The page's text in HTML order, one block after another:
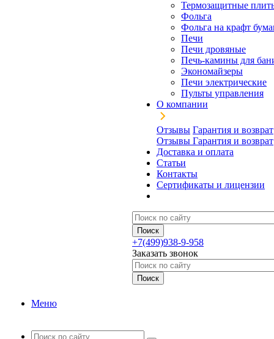
Термозащитные
Фольга
Фольга на крафт
Печи
Печи дровяные
Печь-камины для
Экономайзеры
Печи электрические
Пульты управления
О компании
Отзывы Гарантия и возврат
Отзывы Гарантия и возврат
Доставка и оплата
Статьи
Контакты
Сертификаты и лицензии
+7(499)938-9-958
Заказать звонок
Меню